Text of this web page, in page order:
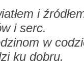
i
i serc.
w
ku dobru.